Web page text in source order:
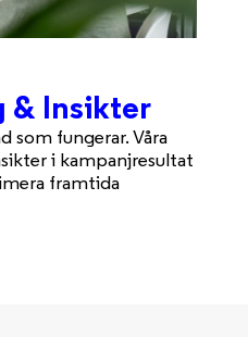
& Insikter
som fungerar. Våra
i kampanjresultat
framtida